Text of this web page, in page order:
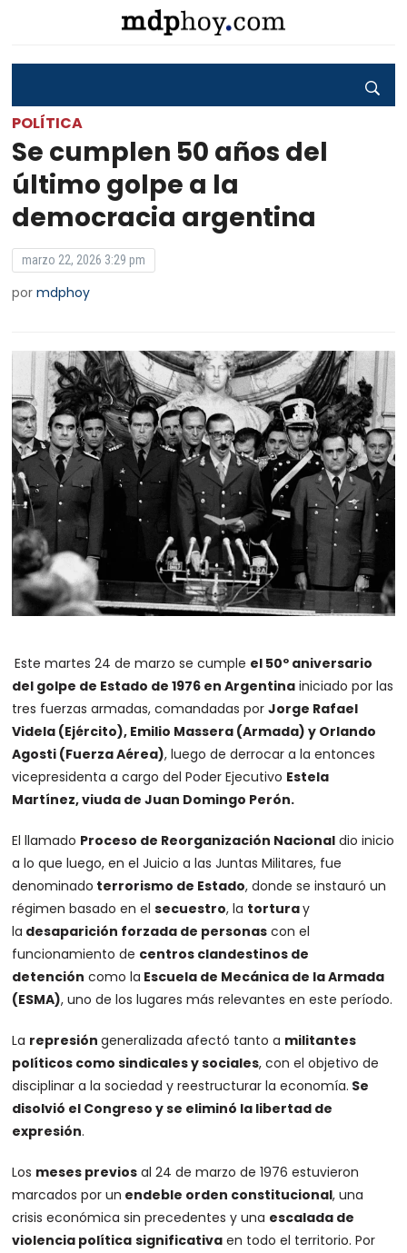
POLÍTICA
Se cumplen 50 años del
último golpe a la
democracia argentina
marzo 22, 2026 3:29 pm
pormdphoy
Este martes 24 de marzo se cumple el 50º aniversario
del golpe de Estado de 1976 en Argentina iniciado por las
tres fuerzas armadas, comandadas porJorge Rafael
Videla (Ejército), Emilio Massera (Armada) y Orlando
Agosti (Fuerza Aérea), luego de derrocar a la entonces
vicepresidenta a cargo del Poder Ejecutivo Estela
Martínez, viuda de Juan Domingo Perón.
El llamado Proceso de Reorganización Nacional dio inicio
a lo que luego, en el Juicio a las Juntas Militares, fue
denominado terrorismo de Estado, donde se instauró un
régimen basado en elsecuestro, la torturay
la desaparición forzada de personas con el
funcionamiento de centros clandestinos de
detención como la Escuela de Mecánica de la Armada
(ESMA), uno de los lugares más relevantes en este período.
La represióngeneralizada afectó tanto a militantes
políticos como sindicales y sociales, con el objetivo de
disciplinar a la sociedad y reestructurar la economía. Se
disolvió el Congreso y se eliminó la libertad de
expresión.
Los meses previos al 24 de marzo de 1976 estuvieron
marcados por un endeble orden constitucional, una
crisis económica sin precedentes y una escalada de
violencia política significativa en todo el territorio. Por